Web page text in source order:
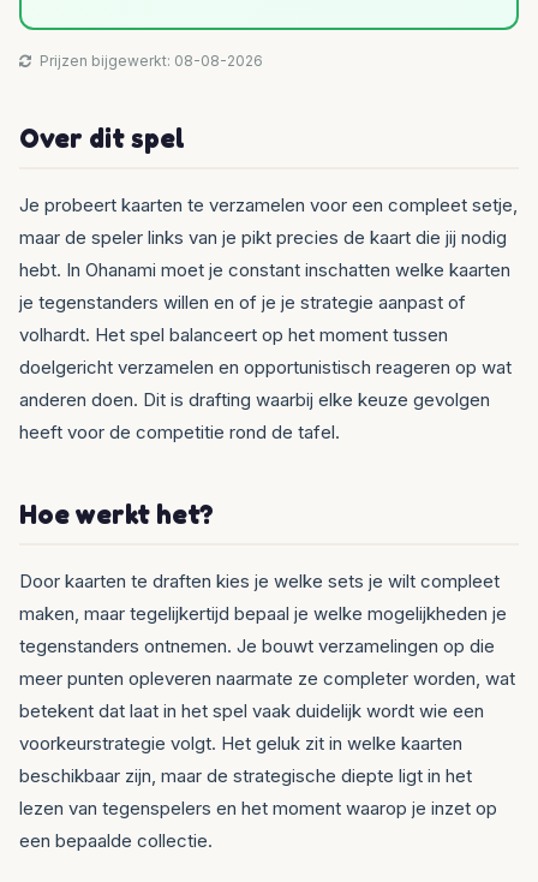
Prijzen bijgewerkt: 08-08-2026
Over dit spel
Je probeert kaarten te verzamelen voor een compleet setje,
maar de speler links van je pikt precies de kaart die jij nodig
hebt. In Ohanami moet je constant inschatten welke kaarten
je tegenstanders willen en of je je strategie aanpast of
volhardt. Het spel balanceert op het moment tussen
doelgericht verzamelen en opportunistisch reageren op wat
anderen doen. Dit is drafting waarbij elke keuze gevolgen
heeft voor de competitie rond de tafel.
Hoe werkt het?
Door kaarten te draften kies je welke sets je wilt compleet
maken, maar tegelijkertijd bepaal je welke mogelijkheden je
tegenstanders ontnemen. Je bouwt verzamelingen op die
meer punten opleveren naarmate ze completer worden, wat
betekent dat laat in het spel vaak duidelijk wordt wie een
voorkeurstrategie volgt. Het geluk zit in welke kaarten
beschikbaar zijn, maar de strategische diepte ligt in het
lezen van tegenspelers en het moment waarop je inzet op
een bepaalde collectie.